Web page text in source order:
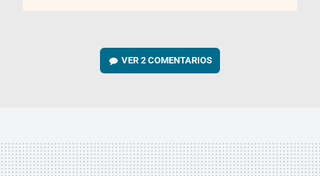
VER2 COMENTARIOS